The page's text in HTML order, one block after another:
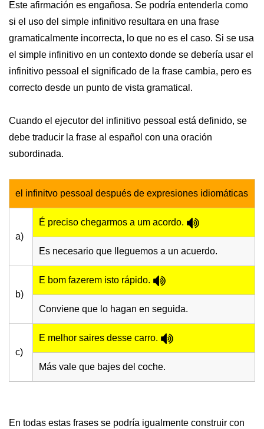
Este afirmación es engañosa. Se podría entenderla como
si el uso del simple infinitivo resultara en una frase
gramaticalmente incorrecta, lo que no es el caso. Si se usa
el simple infinitivo en un contexto donde se debería usar el
infinitivo pessoal el significado de la frase cambia, pero es
correcto desde un punto de vista gramatical.
Cuando el ejecutor del infinitivo pessoal está definido, se
debe traducir la frase al español con una oración
subordinada.
el infinitvo pessoal después de expresiones idiomáticas
a)
É preciso chegarmos a um acordo.
Es necesario que lleguemos a un acuerdo.
b)
E bom fazerem isto rápido.
Conviene que lo hagan en seguida.
c)
E melhor saires desse carro.
Más vale que bajes del coche.
En todas estas frases se podría igualmente construir con